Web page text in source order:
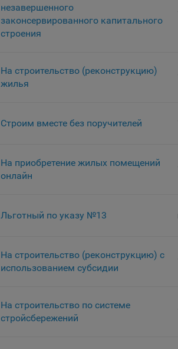
Сроки
могут
5.1.
5.3.
5.4.
9.1.
незавершенного
законсервированного капитального
строения
На строительство (реконструкцию)
жилья
Строим вместе без поручителей
На приобретение жилых помещений
онлайн
Льготный по указу №13
На строительство (реконструкцию) с
использованием субсидии
На строительство по системе
стройсбережений